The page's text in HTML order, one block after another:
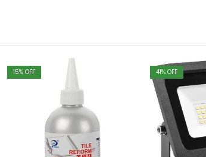
15% OFF 41% OFF